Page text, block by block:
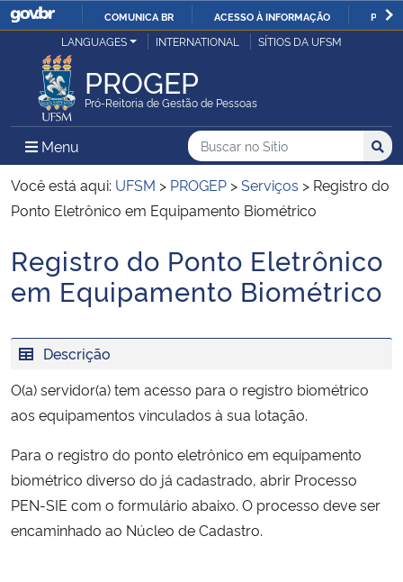
IR
COMUNICA BR ACESSO À INFORMAÇÃO
Ministério da Justiça e Segurança Pública
Ministério da Defesa
Ministério das Relações Exteriores
Ministério da Infraestrutura
Ministério da Cidadania
Ministério da Saúde
Ministério de Minas e Energia
LANGUAGES INTERNATIONAL SÍTIOS DA UFSM
PROGEP
Pró-Reitoria de Gestão de Pessoas
Menu Menu Principal do Sítio
Busca
Buscar no no Sítio
Busca:
Você está aqui: UFSM > PROGEP >Serviços > Registro do
Ponto Eletrônico em Equipamento Biométrico
Início do conteúdo
Registro do Ponto Eletrônico
em Equipamento Biométrico
Descrição
O(a) servidor(a) tem acesso para o registro biométrico
aos equipamentos vinculados à sua lotação.
Para o registro do ponto eletrônico em equipamento
biométrico diverso do já cadastrado, abrir Processo
PEN-SIE com o formulário abaixo. O processo deve ser
encaminhado ao Núcleo de Cadastro.